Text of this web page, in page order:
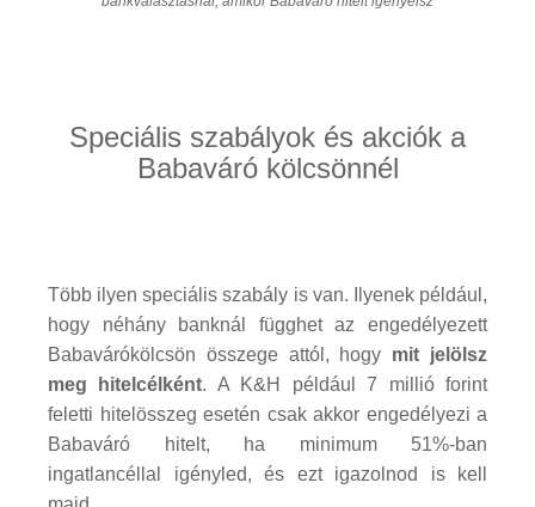
Speciális szabályok és akciók a
Babaváró kölcsönnél
Több ilyen speciális szabály is van. Ilyenek például,
hogy néhány banknál függhet az engedélyezett
Babavárókölcsön összege attól, hogy mit jelölsz
meg hitelcélként. A K&H például 7 millió forint
feletti hitelösszeg esetén csak akkor engedélyezi a
Babaváró hitelt, ha minimum 51%-ban
ingatlancéllal igényled, és ezt igazolnod is kell